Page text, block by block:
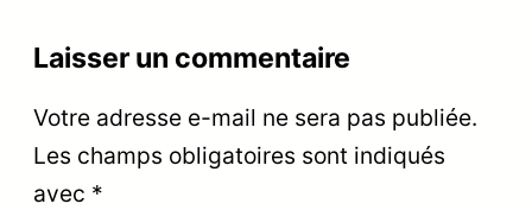
Laisser un commentaire
Votre adresse e-mail ne sera pas publiée.
Les champs obligatoires sont indiqués
avec *